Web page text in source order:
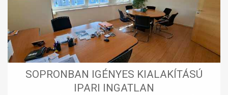
SOPRONBAN IGÉNYES KIALAKÍTÁSÚ
IPARI INGATLAN